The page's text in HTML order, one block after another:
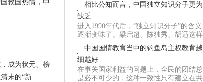
救国热情，中
成为状元、榜
末的“新
相比公知而言，中国独立知识分子更为
缺乏
进入1990年代后，“独立知识分子”的含义
逐渐变味了。梁启超、陈独秀、胡适这样
的公共...
中国国情教育当中的钓鱼岛主权教育越
细越好
在事关国家利益的问题上，全民的团结总
是必不可少的，这种一致性只有建立在共